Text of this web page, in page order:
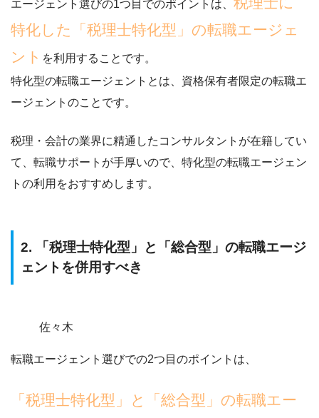
エージェント選びの1つ目でのポイントは、
特化した「税理士特化型」の転職エージェ
ント を利用することです。
特化型の転職エージェントとは、 資格保有者限定の転職エ
ージェントのこと です。
税理・会計の業界に精通したコンサルタントが在籍してい
て、 転職サポートが手厚いので、特化型の転職エージェン
トの利用をおすすめ します。
2. 「税理士特化型」と「総合型」の転職エージ
ェントを併用すべき
佐々木
転職エージェント選びでの2つ目のポイントは、
「税理士特化型」と「総合型」の転職エー